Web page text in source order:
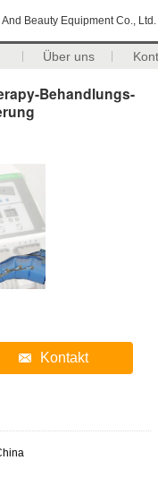
Beauty Equipment Co., Ltd.
Über uns
Behandlungs-
Kontakt